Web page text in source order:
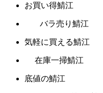
お買い得鯖江
バラ売り鯖江
気軽に買える鯖江
在庫一掃鯖江
底値の鯖江